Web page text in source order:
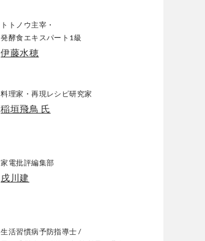
トトノウ主宰・
発酵食エキスパート1級
伊藤水穂
料理家・再現レシピ研究家
稲垣飛鳥 氏
家電批評編集部
戌川建
生活習慣病予防指導士 /